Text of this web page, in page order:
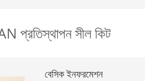
প্রতিস্থাপন সীল কিট
বেসিক ইনফরমেশন